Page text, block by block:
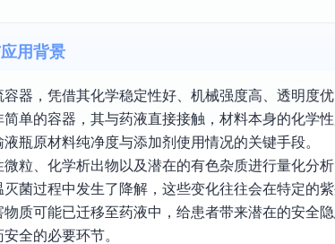
用背景
器，凭借其化学稳定性好、机械强度高、透明度
单的容器，其与药液直接接触，材料本身的化学
瓶原材料纯净度与添加剂使用情况的关键手段。
粒、化学析出物以及潜在的有色杂质进行量化分
菌过程中发生了降解，这些变化往往会在特定的
质可能已迁移至药液中，给患者带来潜在的安全
全的必要环节。